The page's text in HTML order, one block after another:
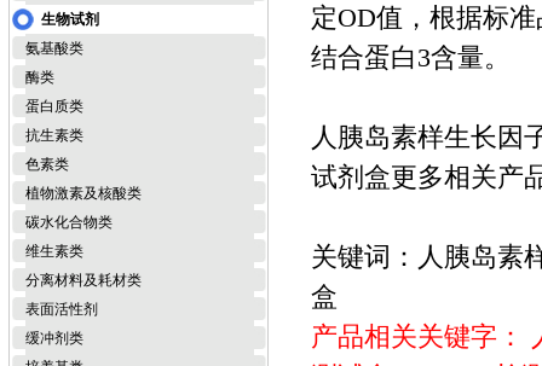
生物试剂
氨基酸类
酶类
蛋白质类
抗生素类
色素类
植物激素及核酸类
碳水化合物类
维生素类
分离材料及耗材类
表面活性剂
缓冲剂类
定OD值，根据标
结合蛋白3含量。
人胰岛素样生长因
试剂盒更多相关产
关键词：人胰岛素
盒
产品相关关键字：